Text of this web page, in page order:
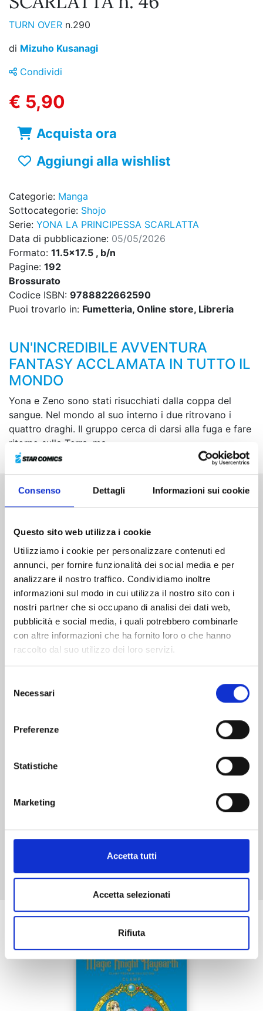
Consenso Dettagli Informazioni sui cookie
Questo sito web utilizza i cookie
Utilizziamo i cookie per personalizzare contenuti ed
annunci, per fornire funzionalità dei social media e per
analizzare il nostro traffico. Condividiamo inoltre
informazioni sul modo in cui utilizza il nostro sito con i
nostri partner che si occupano di analisi dei dati web,
pubblicità e social media, i quali potrebbero combinarle
con altre informazioni che ha fornito loro o che hanno
raccolto dal suo utilizzo dei loro servizi.
delNecessari
Preferenze
Statistiche
Marketing
Accetta tutti
Accetta selezionati
Rifiuta
TURN OVER n.290
di Mizuho Kusanagi
Condividi
€ 5,90
Acquista ora
Aggiungi alla wishlist
Categorie: Manga
Sottocategorie: Shojo
Serie: YONA LA PRINCIPESSA SCARLATTA
Data di pubblicazione: 05/05/2026
Formato: 11.5x17.5 , b/n
Pagine: 192
Brossurato
Codice ISBN: 9788822662590
Puoi trovarlo in: Fumetteria, Online store, Libreria
UN'INCREDIBILE AVVENTURA
FANTASY ACCLAMATA IN TUTTO IL
MONDO
Yona e Zeno sono stati risucchiati dalla coppa del
sangue. Nel mondo al suo interno i due ritrovano i
quattro draghi. Il gruppo cerca di darsi alla fuga e fare
ritorno sulla Terra, ma…
Altri volumi della serie
Mostra tutto
Se ti è piaciuto prova anche: